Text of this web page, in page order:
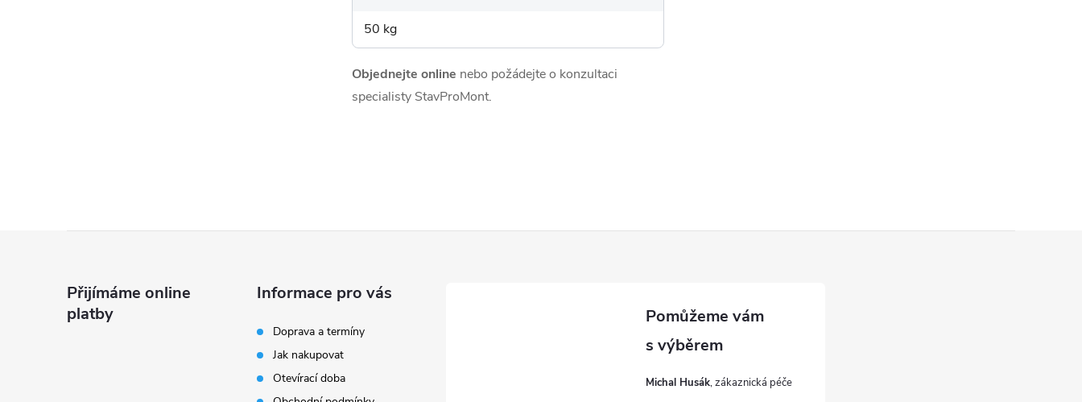
50 kg
Objednejte online nebo požádejte o konzultaci
specialisty StavProMont.
Přijímáme online
platby
Informace pro vás
Doprava a termíny
Jak nakupovat
Otevírací doba
Michal Husák